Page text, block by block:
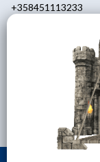
+358451113233
starlex@kolumbus.fi
Asiakaspalvelu
ark.klo 08.30-17.00